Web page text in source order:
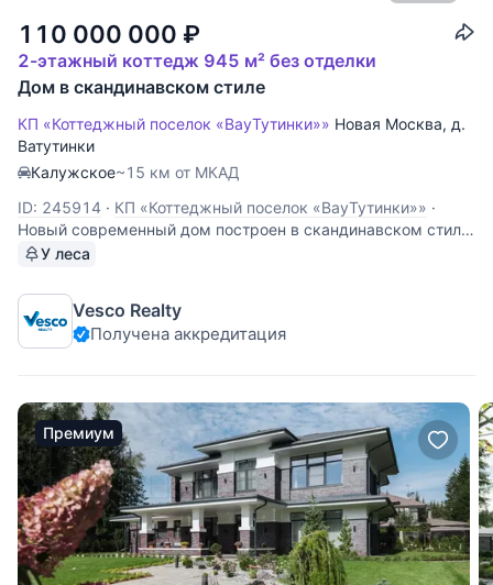
110 000 000 ₽
2-этажный коттедж 945 м² без отделки
Дом в скандинавском стиле
КП «Коттеджный поселок «ВауТутинки»» Новая Москва, д.
Ватутинки
Калужское~15 км от МКАД
ID: 245914 · КП «Коттеджный поселок «ВауТутинки»» ·
Новый современный дом построен в скандинавском стиле,
внутри готов под чистовую отделку. 1 этаж: холл/
кухня-столовая со вторым светом, гостиная с входом на
террасу, СПА-зона с бассейном,
У леса
Vesco Realty
Получена аккредитация
Премиум